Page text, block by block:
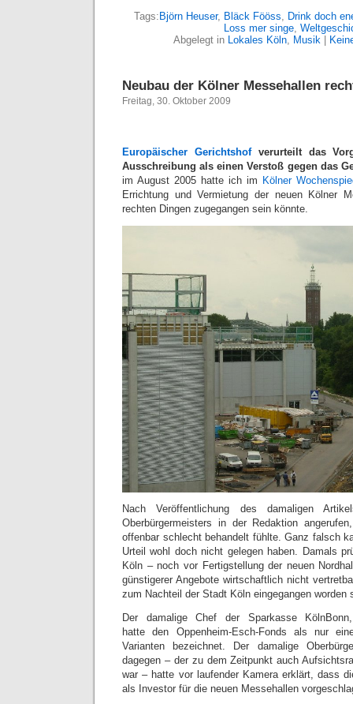
Tags: Björn Heuser, Bläck Fööss, Drink doch
Loss mer singe,
Abgelegt in Lokales Köln, Musik
Neubau der Kölner Messehallen
Freitag, 30. Oktober 2009
Europäischer Gerichtshofverurteilt das
Ausschreibung als einen Verstoß gegen das
im August 2005 hatte ich im Kölner
Errichtung und Vermietung der neuen Kölner
rechten Dingen zugegangen sein könnte.
Nach Veröffentlichung des damaligen
Oberbürgermeisters in der Redaktion
offenbar schlecht behandelt fühlte. Ganz falsch
Urteil wohl doch nicht gelegen haben. Damals
Köln – noch vor Fertigstellung der neuen
günstigerer Angebote wirtschaftlich nicht
zum Nachteil der Stadt Köln eingegangen worden
Der damalige Chef der Sparkasse
hatte den Oppenheim-Esch-Fonds als nur
Varianten bezeichnet. Der damalige
dagegen – der zu dem Zeitpunkt auch
war – hatte vor laufender Kamera erklärt, dass
als Investor für die neuen Messehallen